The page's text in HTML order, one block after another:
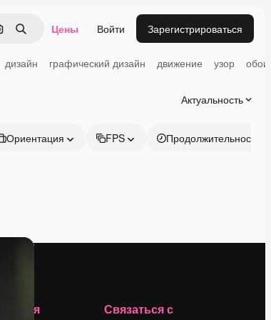
по изображению
Поиск Цены Войти Зарегистрироваться
дизайн графический дизайн движение узор обои
Актуальность
Ориентация FPS Продолжительность
Связаться с